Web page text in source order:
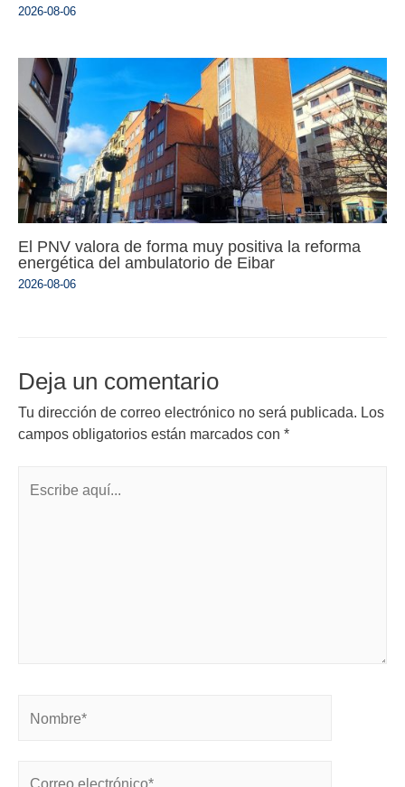
2026-08-06
El PNV valora de forma muy positiva la reforma
energética del ambulatorio de Eibar
2026-08-06
Deja un comentario
Tu dirección de correo electrónico no será publicada. Los
campos obligatorios están marcados con *